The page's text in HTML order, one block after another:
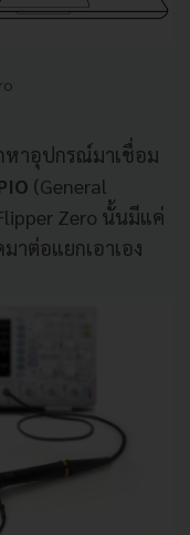
หาอุปกรณ์มาเชื่อม
(General
Zero นั้นมีแค่
าต่อแยกเอาเอง